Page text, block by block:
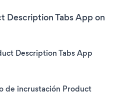
Description Tabs App on
Description Tabs App
de incrustación Product